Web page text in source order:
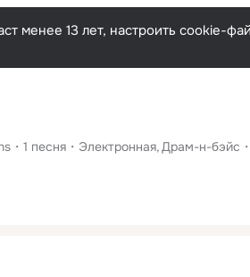
Русский
менее 13 лет, настроить cookie-
1 песня Электронная Драм-н-бэйс